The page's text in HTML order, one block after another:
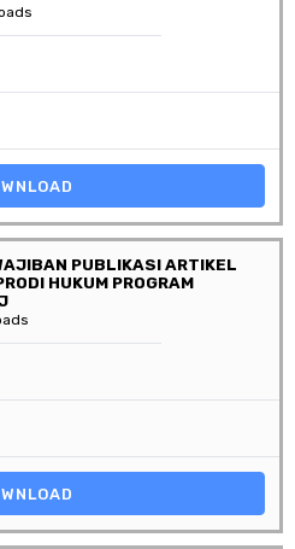
PUBLIKASI ARTIKEL
HUKUM PROGRAM